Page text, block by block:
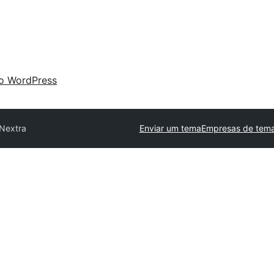
WordPress
Nextra Enviar um temaEmpresas de